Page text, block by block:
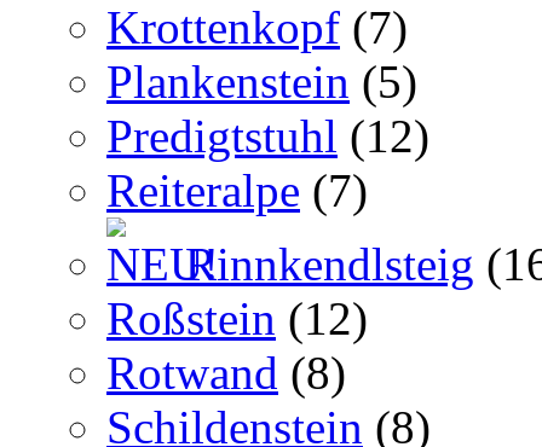
Krottenkopf (7)
Plankenstein (5)
Predigtstuhl (12)
Reiteralpe (7)
Rinnkendlsteig
Roßstein (12)
Rotwand (8)
Schildenstein (8)